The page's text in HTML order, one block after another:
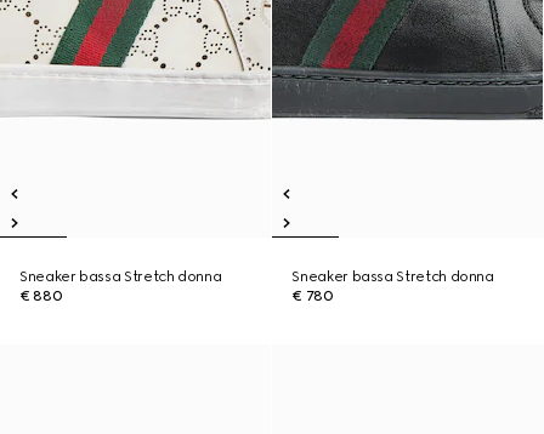
Sneaker bassa Stretch donna
€ 880
Sneaker bassa Stretch donna
€ 780